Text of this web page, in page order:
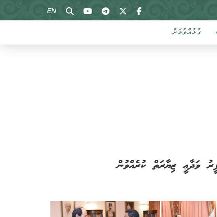
EN
ގުޅުއްވުމަށް
ވަދާޢީ ޒިޔާރަތް ކުރެއްވުން